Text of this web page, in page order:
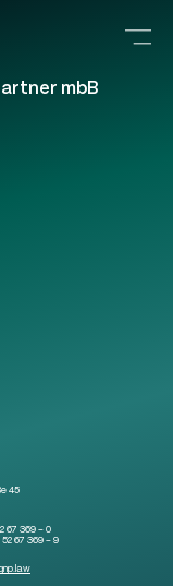
mbB
45
67 369 – 0
67 369 – 9